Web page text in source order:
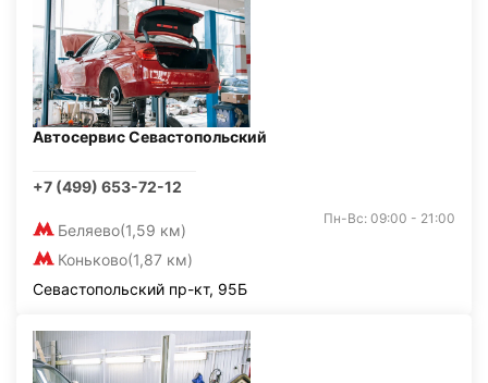
Автосервис Севастопольский
+7 (499) 653-72-12
Беляево(1,59 км)
Коньково(1,87 км)
Пн-Вс: 09:00 - 21:00
Севастопольский пр-кт, 95Б